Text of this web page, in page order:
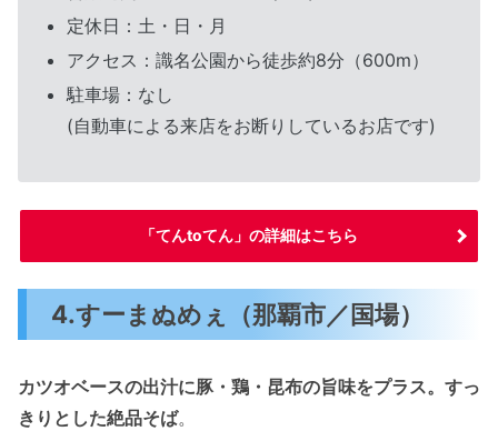
定休日：土・日・月
アクセス：識名公園から徒歩約8分（600m）
駐車場：なし
(自動車による来店をお断りしているお店です)
「てんtoてん」の詳細はこちら
4.すーまぬめぇ（那覇市／国場）
カツオベースの出汁に豚・鶏・昆布の旨味をプラス。すっ
きりとした絶品そば。